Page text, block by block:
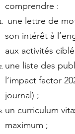
comprendre :
une lettre de
son intérêt à
aux activités
une liste des
l’impact factor
journal) ;
un curriculum
maximum ;